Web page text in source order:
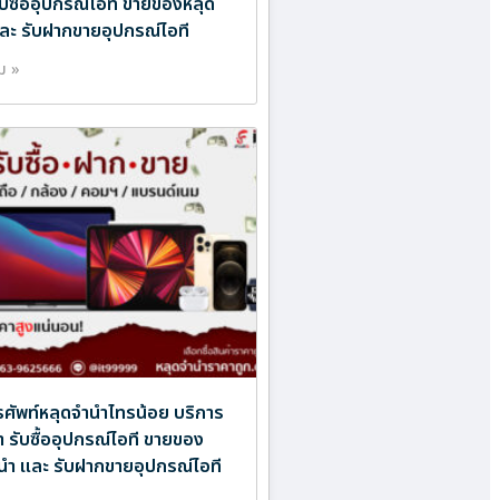
ะ รับฝากขายอุปกรณ์ไอที
»
ศัพท์หลุดจำนำไทรน้อย บริการ
รับซื้ออุปกรณ์ไอที ขายของ
ำ และ รับฝากขายอุปกรณ์ไอที